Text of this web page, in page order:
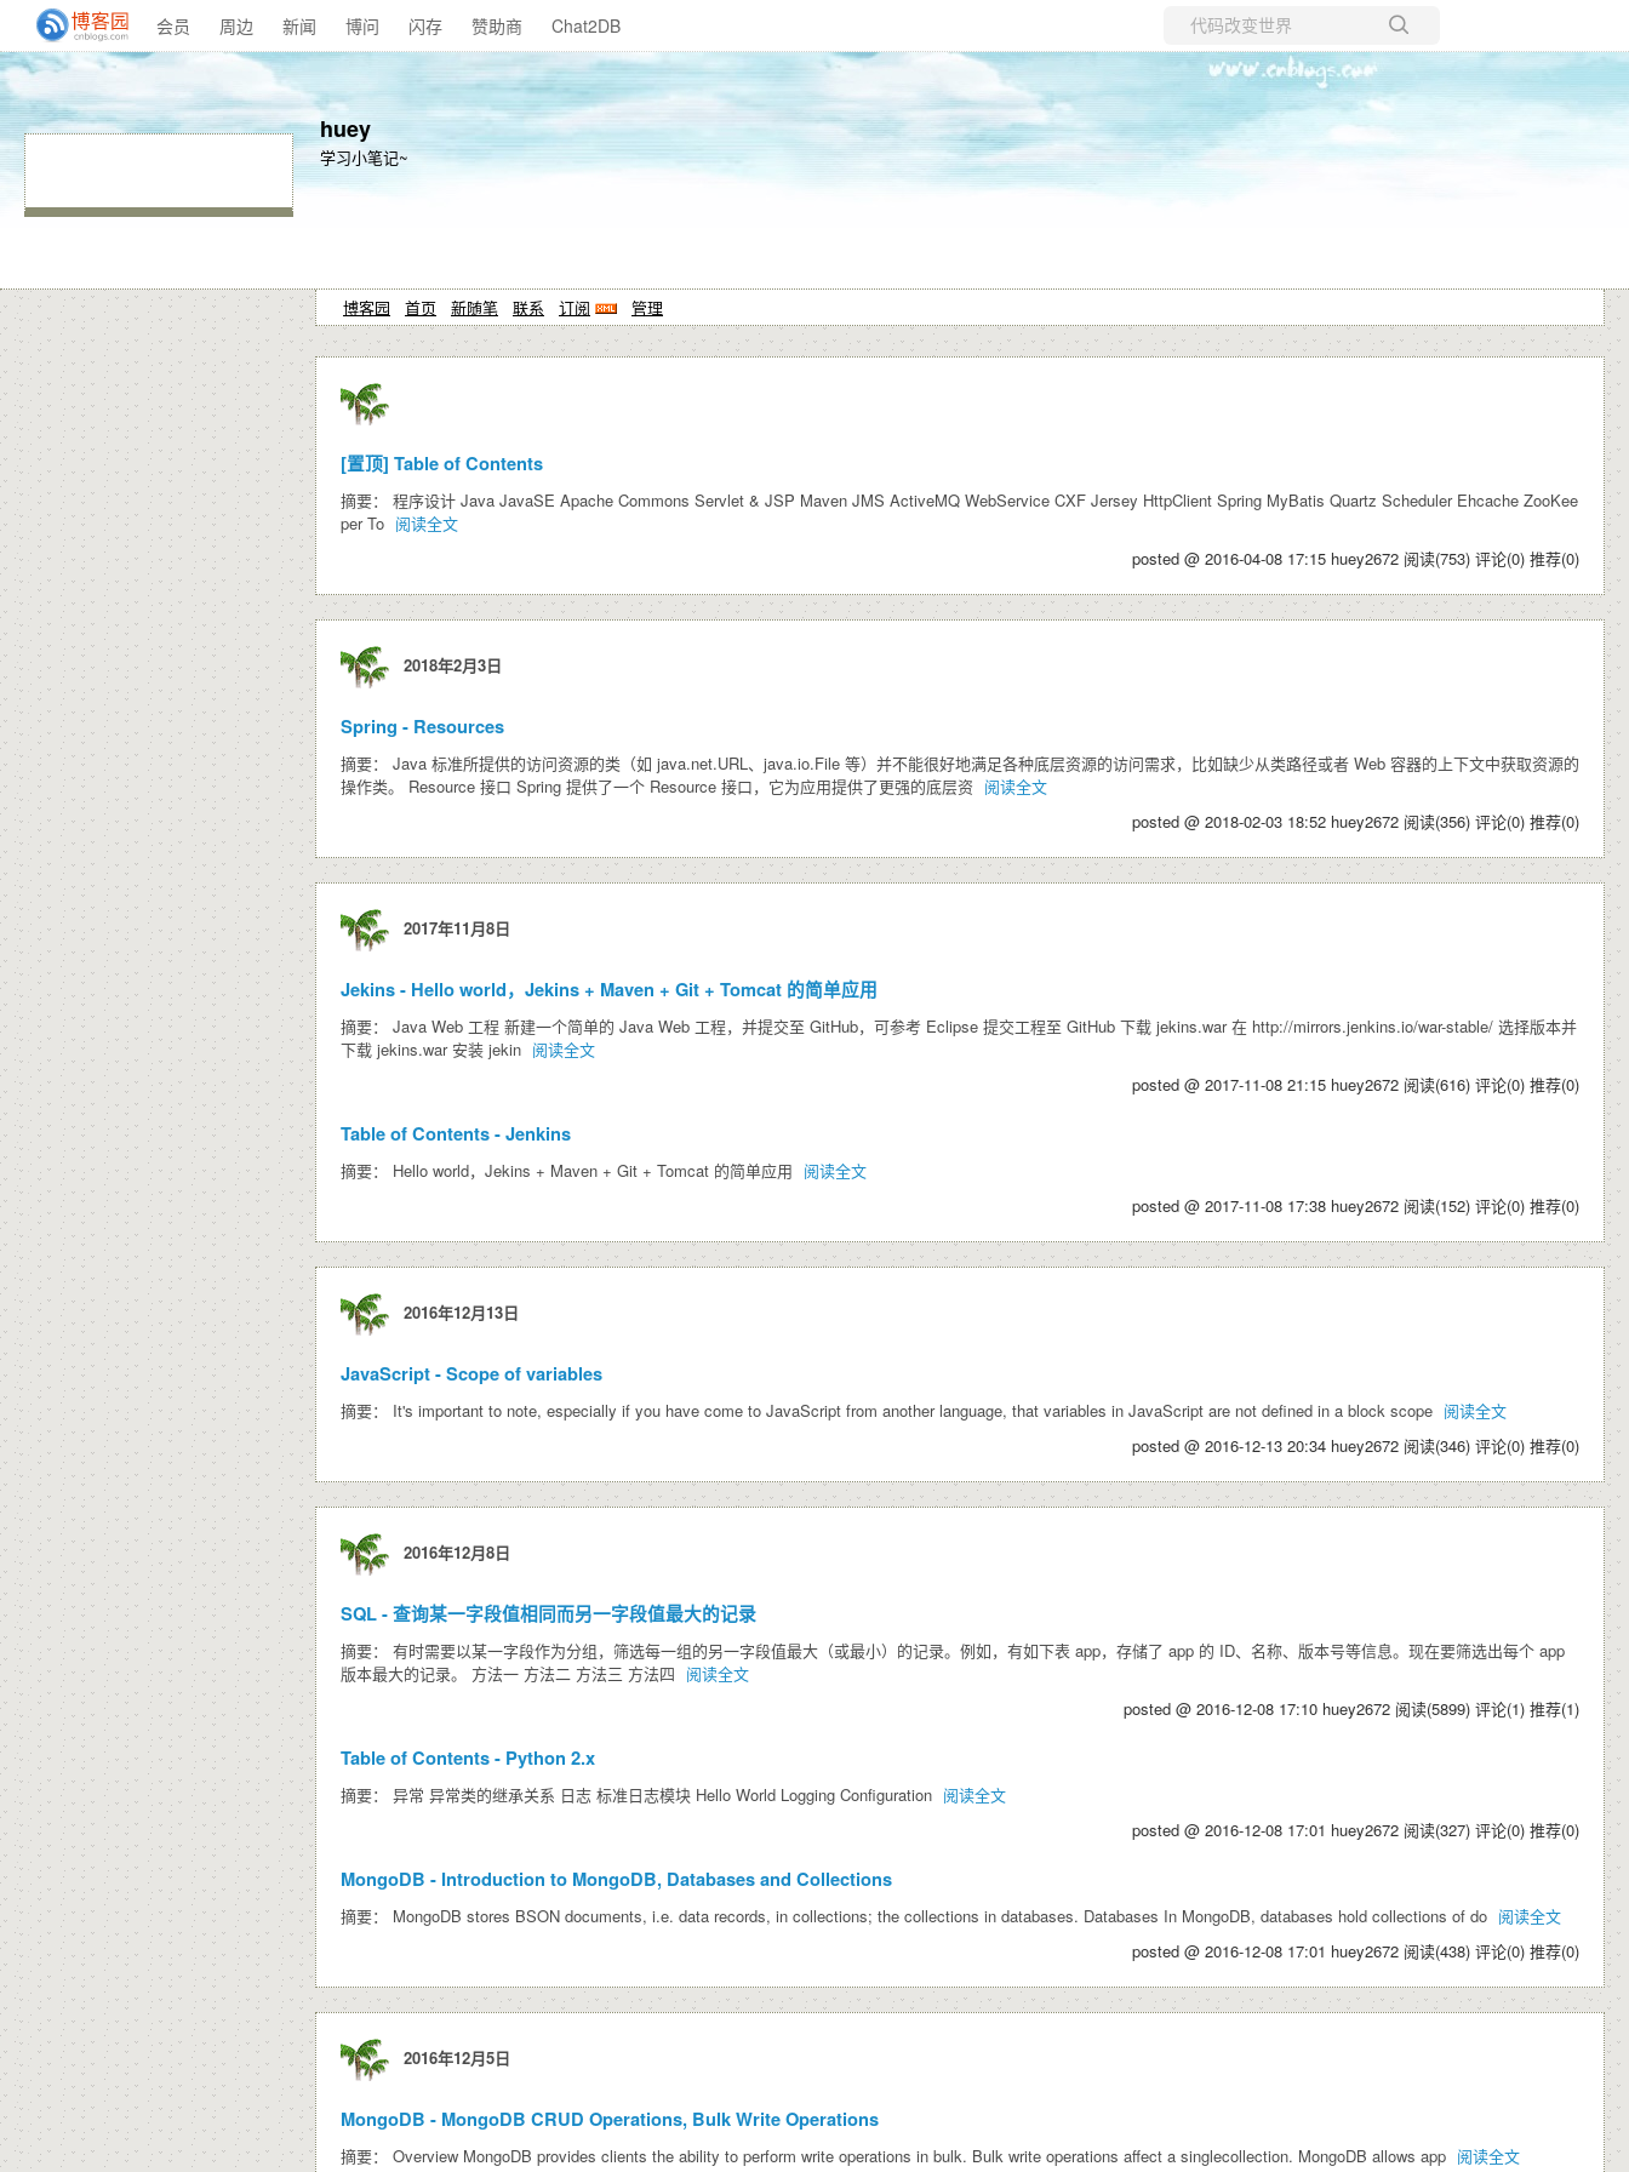
会员 周边 新闻 博问 闪存 赞助商 Chat2DB
所有博客
当前博客
huey
学习小笔记~
博客园 首页 新随笔 联系 订阅 管理
[置顶] Table of Contents
摘要： 程序设计 Java JavaSE Apache Commons Servlet & JSP Maven JMS ActiveMQ WebService CXF Jersey HttpClient Spring MyBatis Quartz Scheduler Ehcache ZooKee
per To 阅读全文
posted @ 2016-04-08 17:15 huey2672 阅读(753) 评论(0) 推荐(0)
2018年2月3日
Spring - Resources
摘要： Java 标准所提供的访问资源的类（如 java.net.URL、java.io.File 等）并不能很好地满足各种底层资源的访问需求，比如缺少从类路径或者 Web 容器的上下文中获取资源的
操作类。 Resource 接口 Spring 提供了一个 Resource 接口，它为应用提供了更强的底层资 阅读全文
posted @ 2018-02-03 18:52 huey2672 阅读(356) 评论(0) 推荐(0)
2017年11月8日
Jekins - Hello world，Jekins + Maven + Git + Tomcat 的简单应用
摘要： Java Web 工程 新建一个简单的 Java Web 工程，并提交至 GitHub，可参考 Eclipse 提交工程至 GitHub 下载 jekins.war 在 http://mirrors.jenkins.io/war-stable/ 选择版本并
下载 jekins.war 安装 jekin 阅读全文
posted @ 2017-11-08 21:15 huey2672 阅读(616) 评论(0) 推荐(0)
Table of Contents - Jenkins
摘要： Hello world，Jekins + Maven + Git + Tomcat 的简单应用 阅读全文
posted @ 2017-11-08 17:38 huey2672 阅读(152) 评论(0) 推荐(0)
2016年12月13日
JavaScript - Scope of variables
摘要： It's important to note, especially if you have come to JavaScript from another language, that variables in JavaScript are not defined in a block scope 阅读全文
posted @ 2016-12-13 20:34 huey2672 阅读(346) 评论(0) 推荐(0)
2016年12月8日
SQL - 查询某一字段值相同而另一字段值最大的记录
摘要： 有时需要以某一字段作为分组，筛选每一组的另一字段值最大（或最小）的记录。例如，有如下表 app，存储了 app 的 ID、名称、版本号等信息。现在要筛选出每个 app
版本最大的记录。 方法一 方法二 方法三 方法四 阅读全文
posted @ 2016-12-08 17:10 huey2672 阅读(5899) 评论(1) 推荐(1)
Table of Contents - Python 2.x
摘要： 异常 异常类的继承关系 日志 标准日志模块 Hello World Logging Configuration 阅读全文
posted @ 2016-12-08 17:01 huey2672 阅读(327) 评论(0) 推荐(0)
MongoDB - Introduction to MongoDB, Databases and Collections
摘要： MongoDB stores BSON documents, i.e. data records, in collections; the collections in databases. Databases In MongoDB, databases hold collections of do 阅读全文
posted @ 2016-12-08 17:01 huey2672 阅读(438) 评论(0) 推荐(0)
2016年12月5日
MongoDB - MongoDB CRUD Operations, Bulk Write Operations
摘要： Overview MongoDB provides clients the ability to perform write operations in bulk. Bulk write operations affect a singlecollection. MongoDB allows app 阅读全文